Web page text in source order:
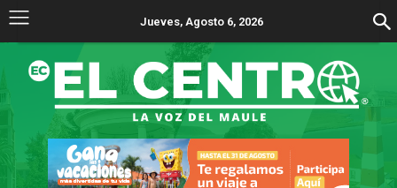
Jueves, Agosto 6, 2026